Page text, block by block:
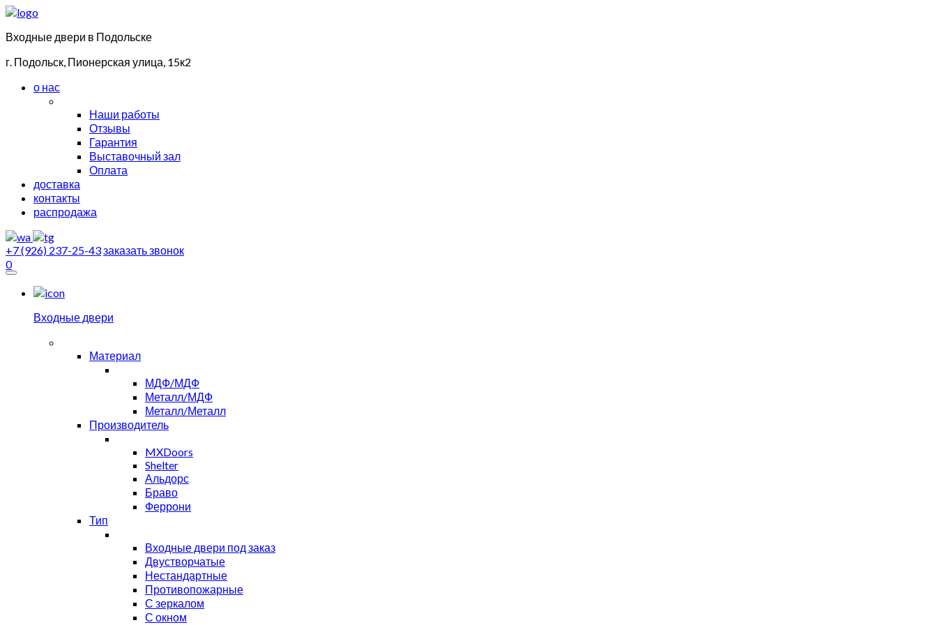
Входные двери в Подольске
г. Подольск, Пионерская улица, 15к2
о нас
Наши работы
Отзывы
Гарантия
Выставочный зал
Оплата
доставка
контакты
распродажа
+7 (926) 237-25-43заказать звонок
0
Входные двери
Материал
МДФ/МДФ
Металл/МДФ
Металл/Металл
Производитель
MXDoors
Shelter
Альдорс
Браво
Феррони
Тип
Входные двери под заказ
Двустворчатые
Нестандартные
Противопожарные
С зеркалом
С окном